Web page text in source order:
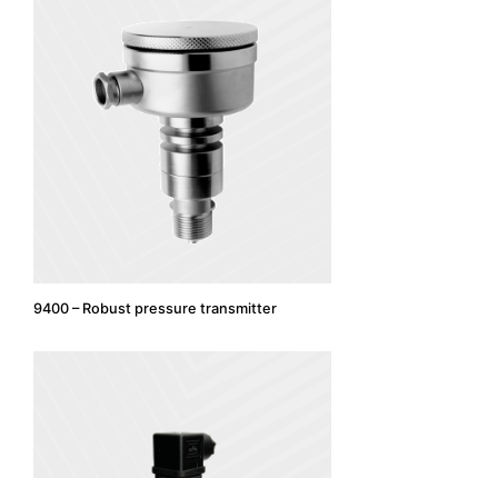
9400 – Robust pressure transmitter